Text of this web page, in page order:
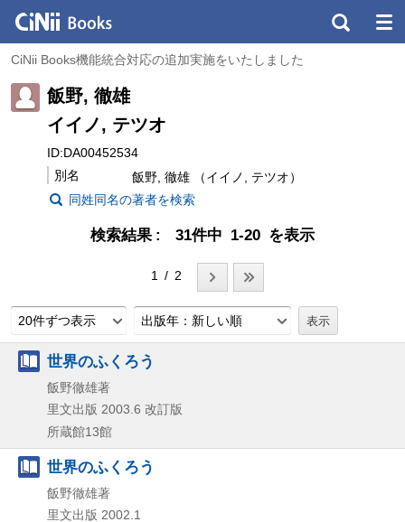
CiNii Books機能統合対応の追加実施をいたしました
飯野, 徹雄
イイノ, テツオ
ID:DA00452534
別名
飯野, 徹雄 （イイノ, テツオ）
同姓同名の著者を検索
検索結果 31件中 1-20 を表示
1 / 2
20件ずつ表示 出版年：新しい順
世界のふくろう
飯野徹雄著
里文出版 2003.6 改訂版
所蔵館13館
世界のふくろう
飯野徹雄著
里文出版 2002.1